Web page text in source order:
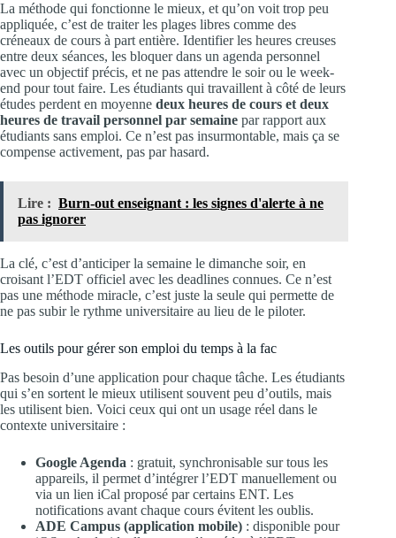
La méthode qui fonctionne le mieux, et qu’on voit trop peu
appliquée, c’est de traiter les plages libres comme des
créneaux de cours à part entière. Identifier les heures creuses
entre deux séances, les bloquer dans un agenda personnel
avec un objectif précis, et ne pas attendre le soir ou le week-
end pour tout faire. Les étudiants qui travaillent à côté de leurs
études perdent en moyenne deux heures de cours et deux
heures de travail personnel par semaine par rapport aux
étudiants sans emploi. Ce n’est pas insurmontable, mais ça se
compense activement, pas par hasard.
Lire : Burn-out enseignant : les signes d'alerte à ne
pas ignorer
La clé, c’est d’anticiper la semaine le dimanche soir, en
croisant l’EDT officiel avec les deadlines connues. Ce n’est
pas une méthode miracle, c’est juste la seule qui permette de
ne pas subir le rythme universitaire au lieu de le piloter.
Les outils pour gérer son emploi du temps à la fac
Pas besoin d’une application pour chaque tâche. Les étudiants
qui s’en sortent le mieux utilisent souvent peu d’outils, mais
les utilisent bien. Voici ceux qui ont un usage réel dans le
contexte universitaire :
Google Agenda : gratuit, synchronisable sur tous les
appareils, il permet d’intégrer l’EDT manuellement ou
via un lien iCal proposé par certains ENT. Les
notifications avant chaque cours évitent les oublis.
ADE Campus (application mobile) : disponible pour